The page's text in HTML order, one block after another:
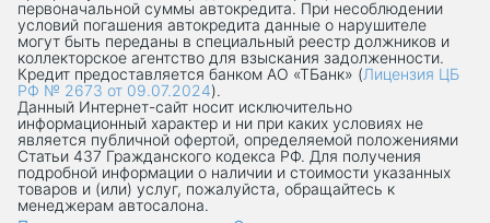
первоначальной суммы автокредита. При несоблюдении
условий погашения автокредита данные о нарушителе
могут быть переданы в специальный реестр должников и
коллекторское агентство для взыскания задолженности.
Кредит предоставляется банком АО «ТБанк» (Лицензия ЦБ
РФ № 2673 от 09.07.2024).
Данный Интернет-сaйт носит исключительно
информационный характер и ни при каких условиях не
является публичной офертой, определяемой положениями
Статьи 437 Гражданского кодекса РФ. Для получения
подробной информации о наличии и стоимости указанных
товаров и (или) услуг, пожалуйста, обращайтесь к
менеджерам автосалона.